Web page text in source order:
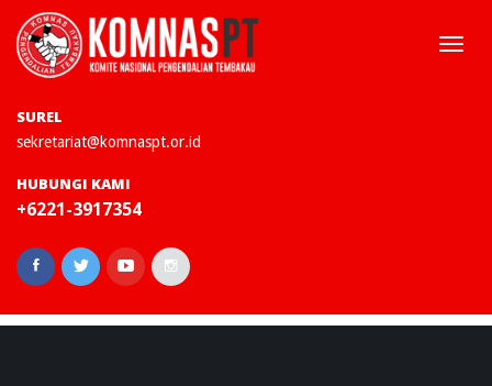
SUREL
sekretariat@komnaspt.or.id
HUBUNGI KAMI
+6221-3917354